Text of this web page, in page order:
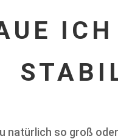
ICH
natürlich so groß